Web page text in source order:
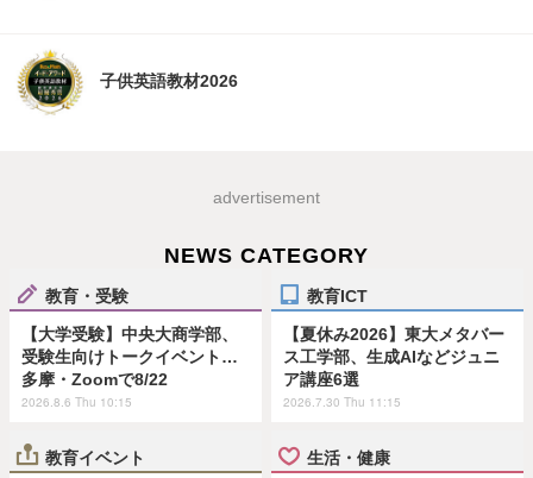
子供英語教材2026
advertisement
NEWS CATEGORY
教育・受験
【大学受験】中央大商学部、
受験生向けトークイベント…
多摩・Zoomで8/22
2026.8.6 Thu 10:15
教育ICT
【夏休み2026】東大メタバー
ス工学部、生成AIなどジュニ
ア講座6選
2026.7.30 Thu 11:15
教育イベント 生活・健康